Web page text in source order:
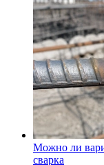
Можно ли
сварка